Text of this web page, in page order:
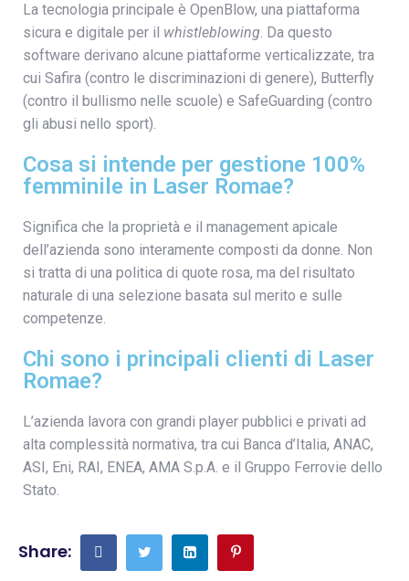
La tecnologia principale è OpenBlow, una piattaforma
sicura e digitale per il whistleblowing. Da questo
software derivano alcune piattaforme verticalizzate, tra
cui Safira (contro le discriminazioni di genere), Butterfly
(contro il bullismo nelle scuole) e SafeGuarding (contro
gli abusi nello sport).
Cosa si intende per gestione 100%
femminile in Laser Romae?
Significa che la proprietà e il management apicale
dell’azienda sono interamente composti da donne. Non
si tratta di una politica di quote rosa, ma del risultato
naturale di una selezione basata sul merito e sulle
competenze.
Chi sono i principali clienti di Laser
Romae?
L’azienda lavora con grandi player pubblici e privati ad
alta complessità normativa, tra cui Banca d’Italia, ANAC,
ASI, Eni, RAI, ENEA, AMA S.p.A. e il Gruppo Ferrovie dello
Stato.
Share: